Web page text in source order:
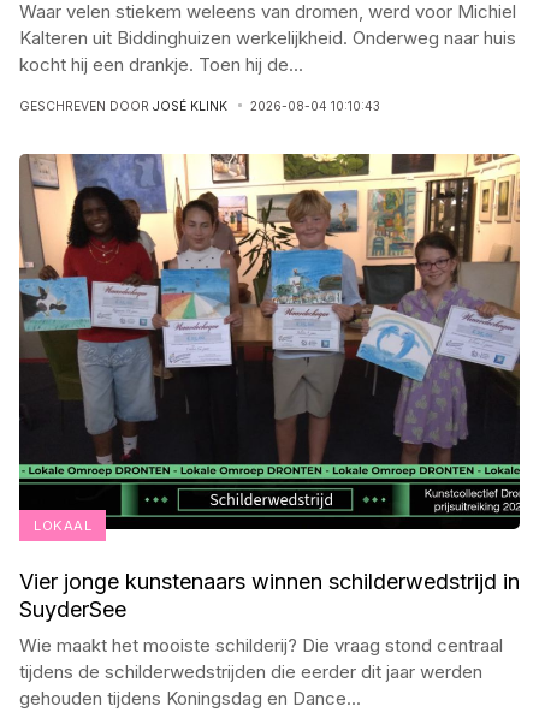
Waar velen stiekem weleens van dromen, werd voor Michiel
Kalteren uit Biddinghuizen werkelijkheid. Onderweg naar huis
kocht hij een drankje. Toen hij de...
GESCHREVEN DOOR JOSÉ KLINK 2026-08-04 10:10:43
LOKAAL
Vier jonge kunstenaars winnen schilderwedstrijd in
SuyderSee
Wie maakt het mooiste schilderij? Die vraag stond centraal
tijdens de schilderwedstrijden die eerder dit jaar werden
gehouden tijdens Koningsdag en Dance...